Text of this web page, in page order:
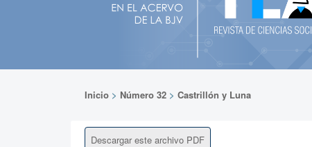
Inicio > Número 32 > Castrillón y Luna
Descargar este archivo PDF